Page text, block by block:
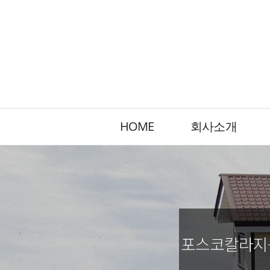
HOME 회사소개
포스코칼라